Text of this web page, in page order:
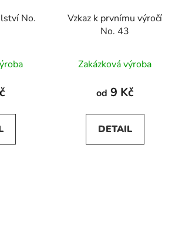
No.
Vzkaz k prvnímu výročí
No. 43
Zakázková výroba
od 9 Kč
DETAIL